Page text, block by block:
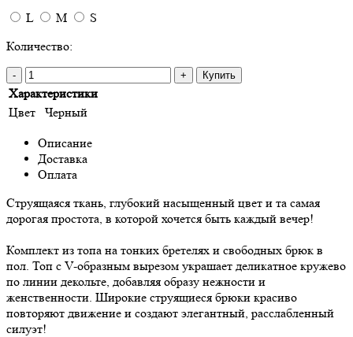
L
M
S
Количество:
- + Купить
Характеристики
Цвет
Черный
Описание
Доставка
Оплата
Струящаяся ткань, глубокий насыщенный цвет и та самая
дорогая простота, в которой хочется быть каждый вечер!
Комплект из топа на тонких бретелях и свободных брюк в
пол. Топ с V-образным вырезом украшает деликатное кружево
по линии декольте, добавляя образу нежности и
женственности. Широкие струящиеся брюки красиво
повторяют движение и создают элегантный, расслабленный
силуэт!